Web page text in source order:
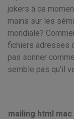
jokers à ce
mains sur les
mondiale?
fichiers adresses
pas sonner
semble pas qu'il
mailing html mac